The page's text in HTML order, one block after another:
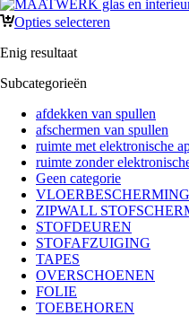
Opties selecteren
Enig resultaat
Subcategorieën
afdekken van spullen
afschermen van spullen
ruimte met elektronische
ruimte zonder
Geen categorie
VLOERBESCHERMING
ZIPWALL
STOFDEUREN
STOFAFZUIGING
TAPES
OVERSCHOENEN
FOLIE
TOEBEHOREN